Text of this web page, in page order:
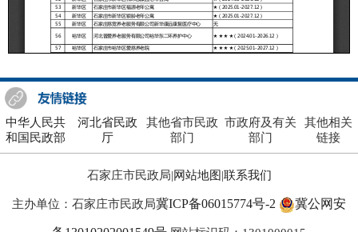
中华人民共
和国民政部
河北省民政
厅
其他省市民政
部门
市政府及有关
部门
其他相关
链接
石家庄市民政局|网站地图|联系我们
主办单位：石家庄市民政局冀ICP备06015774号-2 冀公网安